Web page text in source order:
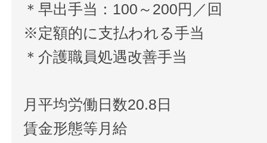
＊早出手当：100～200円／回
※定額的に支払われる手当
＊介護職員処遇改善手当
月平均労働日数20.8日
賃金形態等月給